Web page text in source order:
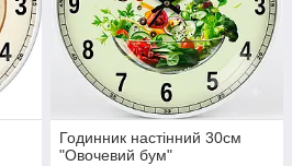
Годинник настінний 30см
"Овочевий бум"